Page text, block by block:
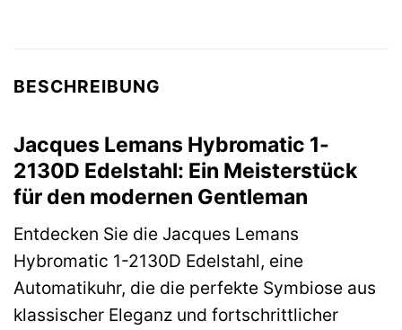
BESCHREIBUNG
Jacques Lemans Hybromatic 1-
2130D Edelstahl: Ein Meisterstück
für den modernen Gentleman
Entdecken Sie die Jacques Lemans
Hybromatic 1-2130D Edelstahl, eine
Automatikuhr, die die perfekte Symbiose aus
klassischer Eleganz und fortschrittlicher